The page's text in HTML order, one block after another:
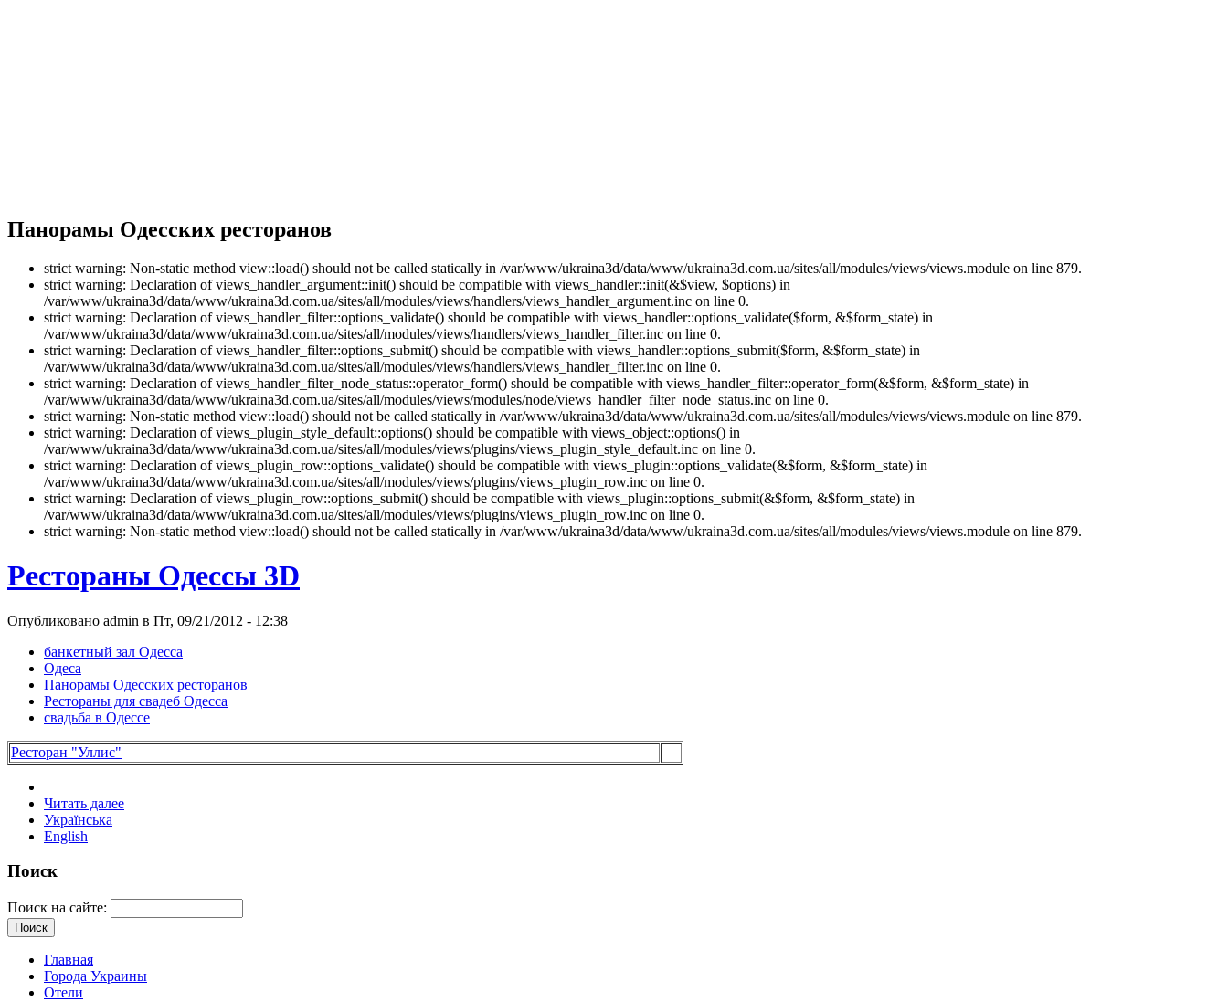
Панорамы Одесских ресторанов
strict warning: Non-static method view::load() should not be called statically in /var/www/ukraina3d/data/www/ukraina3d.com.ua/sites/all/modules/views/views.module on line 879.
strict warning: Declaration of views_handler_argument::init() should be compatible with views_handler::init(&$view, $options) in
/var/www/ukraina3d/data/www/ukraina3d.com.ua/sites/all/modules/views/handlers/views_handler_argument.inc on line 0.
strict warning: Declaration of views_handler_filter::options_validate() should be compatible with views_handler::options_validate($form, &$form_state) in
/var/www/ukraina3d/data/www/ukraina3d.com.ua/sites/all/modules/views/handlers/views_handler_filter.inc on line 0.
strict warning: Declaration of views_handler_filter::options_submit() should be compatible with views_handler::options_submit($form, &$form_state) in
/var/www/ukraina3d/data/www/ukraina3d.com.ua/sites/all/modules/views/handlers/views_handler_filter.inc on line 0.
strict warning: Declaration of views_handler_filter_node_status::operator_form() should be compatible with views_handler_filter::operator_form(&$form, &$form_state) in
/var/www/ukraina3d/data/www/ukraina3d.com.ua/sites/all/modules/views/modules/node/views_handler_filter_node_status.inc on line 0.
strict warning: Non-static method view::load() should not be called statically in /var/www/ukraina3d/data/www/ukraina3d.com.ua/sites/all/modules/views/views.module on line 879.
strict warning: Declaration of views_plugin_style_default::options() should be compatible with views_object::options() in
/var/www/ukraina3d/data/www/ukraina3d.com.ua/sites/all/modules/views/plugins/views_plugin_style_default.inc on line 0.
strict warning: Declaration of views_plugin_row::options_validate() should be compatible with views_plugin::options_validate(&$form, &$form_state) in
/var/www/ukraina3d/data/www/ukraina3d.com.ua/sites/all/modules/views/plugins/views_plugin_row.inc on line 0.
strict warning: Declaration of views_plugin_row::options_submit() should be compatible with views_plugin::options_submit(&$form, &$form_state) in
/var/www/ukraina3d/data/www/ukraina3d.com.ua/sites/all/modules/views/plugins/views_plugin_row.inc on line 0.
strict warning: Non-static method view::load() should not be called statically in /var/www/ukraina3d/data/www/ukraina3d.com.ua/sites/all/modules/views/views.module on line 879.
Рестораны Одессы 3D
Опубликовано admin в Пт, 09/21/2012 - 12:38
банкетный зал Одесса
Одеса
Панорамы Одесских ресторанов
Рестораны для свадеб Одесса
свадьба в Одессе
Ресторан "Уллис"
Читать далее
Українська
English
Поиск
Поиск на сайте:
Главная
Города Украины
Отели